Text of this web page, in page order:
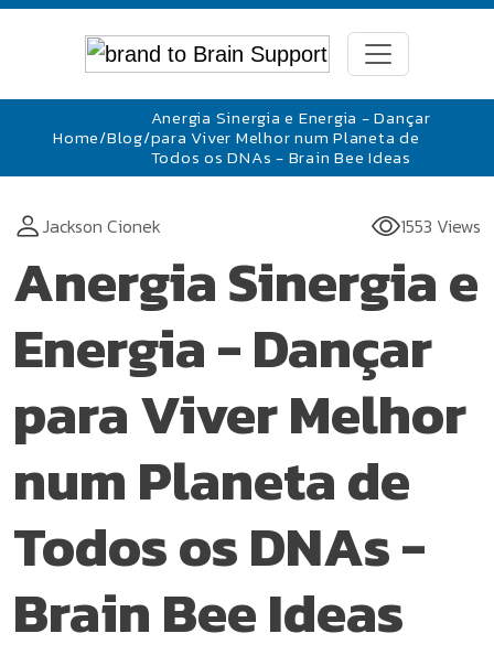
Home/Blog/
Anergia Sinergia e Energia - Dançar
para Viver Melhor num Planeta de
Todos os DNAs - Brain Bee Ideas
Jackson Cionek 1553 Views
Anergia Sinergia e
Energia - Dançar
para Viver Melhor
num Planeta de
Todos os DNAs -
Brain Bee Ideas